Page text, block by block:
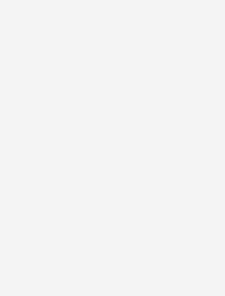
kombinierter Wert der CO₂-Emission: 127 g/km; CO₂-
Edition
kombinierter Wert der CO2-Emission: 121 g/km; CO2-
Comfort
kombinierter Wert der CO2-Emission: 121 g/km; CO2-
AT Comfort
kombinierter Wert der CO2-Emission: 132 g/km; CO2-
ALLGRIP Comfort
kombinierter Wert der CO2-Emission: 131 g/km; CO2-
ALLGRIP Comfort+
kombinierter Wert der CO2-Emission: 131 g/km; CO2-